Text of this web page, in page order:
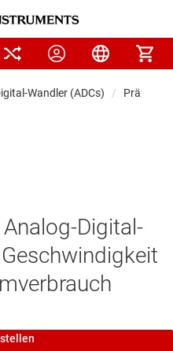
Wandler (ADCs)
Digital-